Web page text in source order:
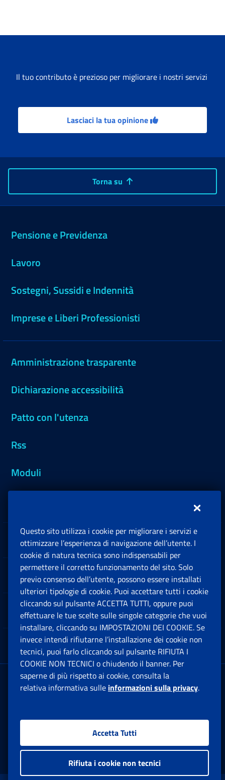
Il tuo contributo è prezioso per migliorare i nostri servizi
Lasciaci la tua opinione
Torna su
Pensione e Previdenza
Lavoro
Sostegni, Sussidi e Indennità
Imprese e Liberi Professionisti
Amministrazione trasparente
Dichiarazione accessibilità
Patto con l'utenza
Rss
Moduli
Sedi e Contatti
Software
Note Legali
App mobile
Sede Legale : Via Ciro il Grande, 21
00144 Roma
Facebook: Apre una nuova finestra
Twitter: Apre una nuova finestra
Whatsapp: Apre una nuova
Youtube: Apre una
Instagram:
Questo sito utilizza i cookie per migliorare i servizi e
ottimizzare l’esperienza di navigazione dell’utente. I
cookie di natura tecnica sono indispensabili per
permettere il corretto funzionamento del sito. Solo
previo consenso dell’utente, possono essere installati
ulteriori tipologie di cookie. Puoi accettare tutti i cookie
cliccando sul pulsante ACCETTA TUTTI, oppure puoi
effettuare le tue scelte sulle singole categorie che vuoi
installare, cliccando su IMPOSTAZIONI DEI COOKIE. Se
invece intendi rifiutarne l’installazione dei cookie non
tecnici, puoi farlo cliccando sul pulsante RIFIUTA I
COOKIE NON TECNICI o chiudendo il banner. Per
saperne di più rispetto ai cookie, consulta la
relativa informativa sulle informazioni sulla privacy.
Accetta Tutti
Rifiuta i cookie non tecnici